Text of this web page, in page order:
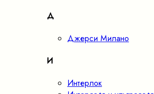
Д
Джерси Милано
И
Интерлок